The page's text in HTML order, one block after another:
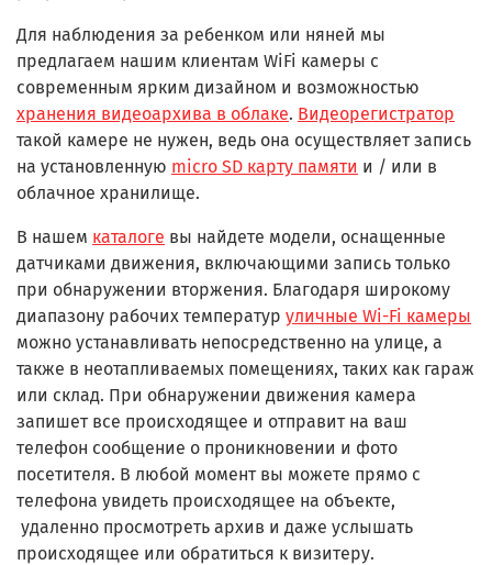
Для наблюдения за ребенком или няней мы
предлагаем нашим клиентам WiFi камеры с
современным ярким дизайном и возможностью
хранения видеоархива в облаке. Видеорегистратор
такой камере не нужен, ведь она осуществляет запись
на установленную micro SD карту памяти и / или в
облачное хранилище.
В нашем каталоге вы найдете модели, оснащенные
датчиками движения, включающими запись только
при обнаружении вторжения. Благодаря широкому
диапазону рабочих температур уличные Wi-Fi камеры
можно устанавливать непосредственно на улице, а
также в неотапливаемых помещениях, таких как гараж
или склад. При обнаружении движения камера
запишет все происходящее и отправит на ваш
телефон сообщение о проникновении и фото
посетителя. В любой момент вы можете прямо с
телефона увидеть происходящее на объекте,
удаленно просмотреть архив и даже услышать
происходящее или обратиться к визитеру.